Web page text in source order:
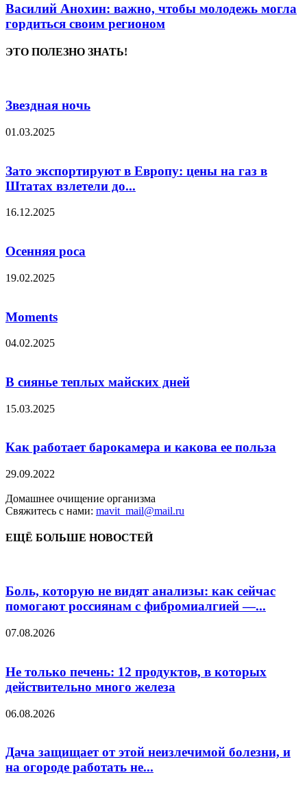
Василий Анохин: важно, чтобы молодежь могла
гордиться своим регионом
ЭТО ПОЛЕЗНО ЗНАТЬ!
Звездная ночь
01.03.2025
Зато экспортируют в Европу: цены на газ в
Штатах взлетели до...
16.12.2025
Осенняя роса
19.02.2025
Moments
04.02.2025
В сиянье теплых майских дней
15.03.2025
Как работает барокамера и какова ее польза
29.09.2022
Домашнее очищение организма
Свяжитесь с нами: mavit_mail@mail.ru
ЕЩЁ БОЛЬШЕ НОВОСТЕЙ
Боль, которую не видят анализы: как сейчас
помогают россиянам с фибромиалгией —...
07.08.2026
Не только печень: 12 продуктов, в которых
действительно много железа
06.08.2026
Дача защищает от этой неизлечимой болезни, и
на огороде работать не...